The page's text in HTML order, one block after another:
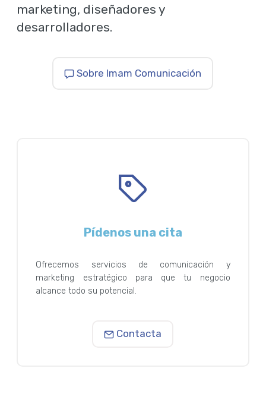
marketing, diseñadores y
desarrolladores.
Sobre Imam Comunicación
Pídenos una cita
Ofrecemos servicios de comunicación y
marketing estratégico para que tu negocio
alcance todo su potencial.
Contacta